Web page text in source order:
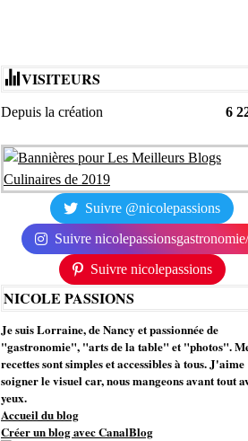
VISITEURS
Depuis la création 6
Suivre @nicolepassions
Suivre nicolepassionsgastronomie/
Suivre nicolepassions
NICOLE PASSIONS
Je suis Lorraine, de Nancy et passionnée de
"gastronomie", "arts de la table" et "photos".
recettes sont simples et accessibles à tous. J'aime
soigner le visuel car, nous mangeons avant tout
yeux.
Accueil du blog
Créer un blog avec CanalBlog